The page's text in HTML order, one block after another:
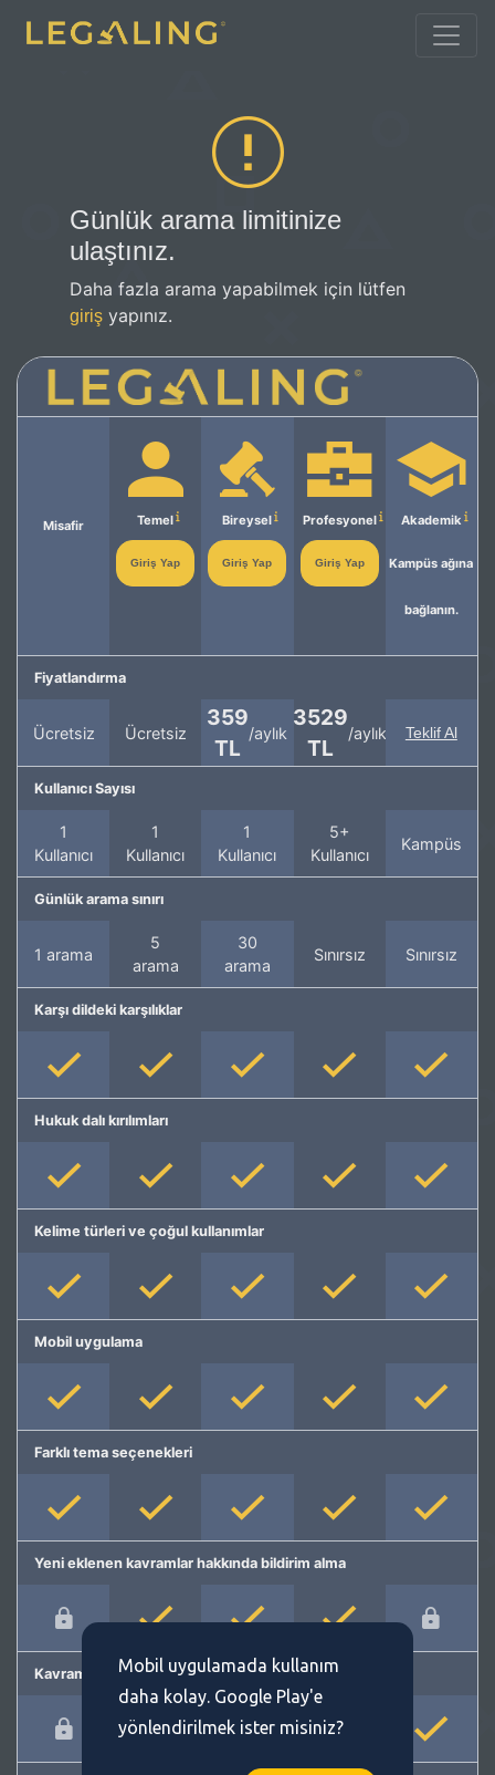
Günlük arama limitinize
ulaştınız.
Daha fazla arama yapabilmek için lütfen
giriş yapınız.
Misafir Temel
Giriş Yap
Bireysel
Giriş Yap
Profesyonel
Giriş Yap
Akademik
Kampüs ağına
bağlanın.
Fiyatlandırma
Ücretsiz Ücretsiz
359
TL
/aylık
3529
TL
/aylık Teklif Al
Kullanıcı Sayısı
1
Kullanıcı
1
Kullanıcı
1
Kullanıcı
5+
Kullanıcı
Kampüs
Günlük arama sınırı
1 arama
5
arama
30
arama
Sınırsız Sınırsız
Karşı dildeki karşılıklar
Hukuk dalı kırılımları
Kelime türleri ve çoğul kullanımlar
Mobil uygulama
Farklı tema seçenekleri
Yeni eklenen kavramlar hakkında bildirim alma
Kavram önermeMobil uygulamada kullanım
daha kolay. Google Play'e
yönlendirilmek ister misiniz?